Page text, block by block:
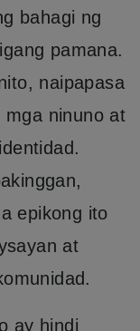
bahagi ng
pamana.
naipapasa
mga ninuno at
epikong ito
at
ay hindi